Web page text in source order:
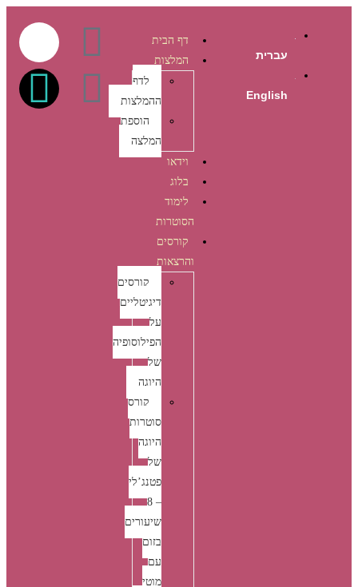
עברית
English
דף הבית
המלצות
לדף
ההמלצות
הוספת
המלצה
וידאו
בלוג
לימוד
הסוטרות
קורסים
והרצאות
קורסים
דיגיטליים
על
הפילוסופיה
של
היוגה
קורס
סוטרות
היוגה
של
פטנג’לי
– 8
שיעורים
בזום
עם
מוטי